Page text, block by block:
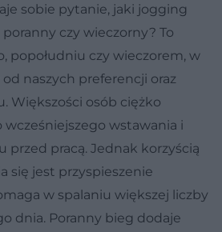
sobie pytanie, jaki jogging
czy wieczorny? To
popołudniu czy wieczorem, w
naszych preferencji oraz
Większości osób ciężko
wstawania i
przed pracą. Jednak korzyścią
się jest przyspieszenie
w spalaniu większej liczby
dnia. Poranny bieg dodaje